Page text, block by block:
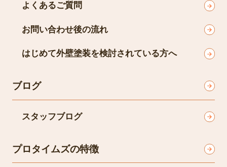
よくあるご質問
お問い合わせ後の流れ
はじめて外壁塗装を検討されている方へ
ブログ
スタッフブログ
プロタイムズの特徴